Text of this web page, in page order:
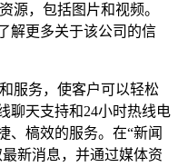
源，包括图片和视频。
解更多关于该公司的信
服务，使客户可以轻松
聊天支持和24小时热线电
、槁效的服务。在“新闻
新消息，并通过媒体资